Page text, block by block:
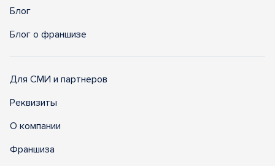
Блог
Блог о франшизе
Для СМИ и партнеров
Реквизиты
О компании
Франшиза